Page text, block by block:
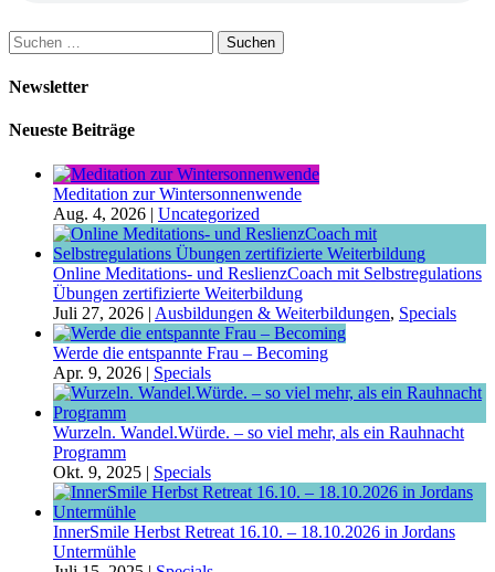
Suchen
nach:
Newsletter
Neueste Beiträge
Meditation zur Wintersonnenwende
Aug. 4, 2026 | Uncategorized
Online Meditations- und ReslienzCoach mit Selbstregulations
Übungen zertifizierte Weiterbildung
Juli 27, 2026 | Ausbildungen & Weiterbildungen, Specials
Werde die entspannte Frau – Becoming
Apr. 9, 2026 | Specials
Wurzeln. Wandel.Würde. – so viel mehr, als ein Rauhnacht
Programm
Okt. 9, 2025 | Specials
InnerSmile Herbst Retreat 16.10. – 18.10.2026 in Jordans
Untermühle